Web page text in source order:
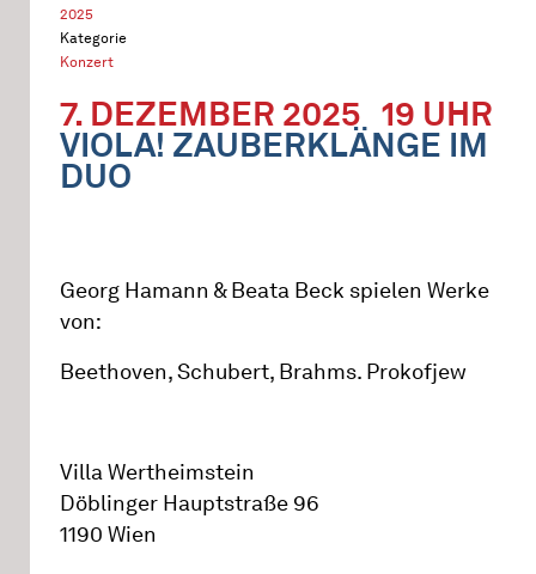
2025
Kategorie
Konzert
7. DEZEMBER 2025 19 UHR
VIOLA! ZAUBERKLÄNGE IM
DUO
Georg Hamann & Beata Beck spielen Werke
von:
Beethoven, Schubert, Brahms. Prokofjew
Villa Wertheimstein
Döblinger Hauptstraße 96
1190 Wien